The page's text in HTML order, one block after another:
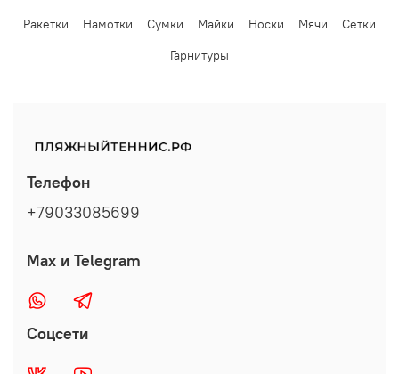
Ракетки Намотки Сумки Майки Носки Мячи
Сетки
Гарнитуры
Телефон
+79033085699
Max и Telegram
Соцсети